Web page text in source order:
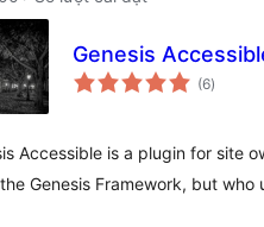
Genesis
(6tổng
đánh
)
Accessible is a plugin for site
Genesis Framework, but